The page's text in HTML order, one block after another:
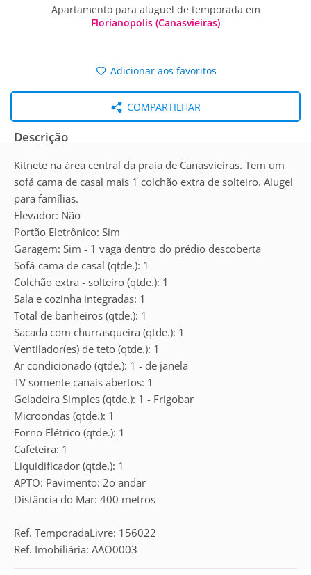
Apartamento para aluguel de temporada em
Florianopolis (Canasvieiras)
Adicionar aos favoritos
COMPARTILHAR
Descrição
Kitnete na área central da praia de Canasvieiras. Tem um
sofá cama de casal mais 1 colchão extra de solteiro. Alugel
para famílias.
Elevador: Não
Portão Eletrônico: Sim
Garagem: Sim - 1 vaga dentro do prédio descoberta
Sofá-cama de casal (qtde.): 1
Colchão extra - solteiro (qtde.): 1
Sala e cozinha integradas: 1
Total de banheiros (qtde.): 1
Sacada com churrasqueira (qtde.): 1
Ventilador(es) de teto (qtde.): 1
Ar condicionado (qtde.): 1 - de janela
TV somente canais abertos: 1
Geladeira Simples (qtde.): 1 - Frigobar
Microondas (qtde.): 1
Forno Elétrico (qtde.): 1
Cafeteira: 1
Liquidificador (qtde.): 1
APTO: Pavimento: 2o andar
Distância do Mar: 400 metros
Ref. TemporadaLivre: 156022
Ref. Imobiliária: AAO0003